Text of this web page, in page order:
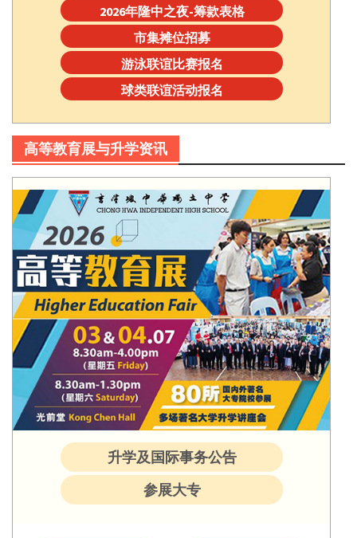
2026年隆中之夜-筹款表格
市集摊位招募
游泳联谊比赛报名
球类联谊活动报名
高等教育展与升学资讯
升学及国际事务公告
参展大专